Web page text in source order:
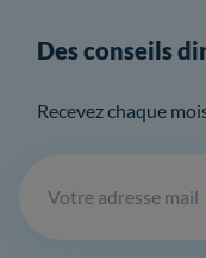
Des conseils
Recevez chaque